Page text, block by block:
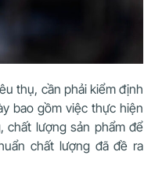
thụ, cần phải kiểm định
bao gồm việc thực hiện
chất lượng sản phẩm để
chất lượng đã đề ra